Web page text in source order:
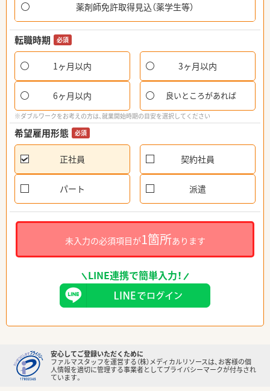
薬剤師免許取得見込（薬学生等）
転職時期 必須
1ヶ月以内 3ヶ月以内
6ヶ月以内 良いところがあれば
※ダブルワークをお考えの方は、就業開始時期の目安を選択してください
希望雇用形態 必須
正社員 契約社員
パート 派遣
未入力の必須項目が1箇所あります
LINE連携で簡単入力！
安心してご登録いただくために
ファルマスタッフを運営する（株）メディカルリソースは、お客様の個
人情報を適切に管理する事業者としてプライバシーマークが付与され
ています。